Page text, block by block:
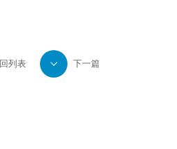
列表  下一篇